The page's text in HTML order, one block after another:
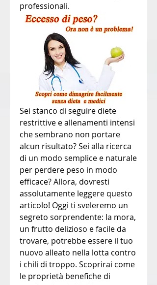
professionali.
Sei stanco di seguire diete
restrittive e allenamenti intensi
che sembrano non portare
alcun risultato? Sei alla ricerca
di un modo semplice e naturale
per perdere peso in modo
efficace? Allora, dovresti
assolutamente leggere questo
articolo! Oggi ti sveleremo un
segreto sorprendente: la mora,
un frutto delizioso e facile da
trovare, potrebbe essere il tuo
nuovo alleato nella lotta contro
i chili di troppo. Scoprirai come
le proprietà benefiche di